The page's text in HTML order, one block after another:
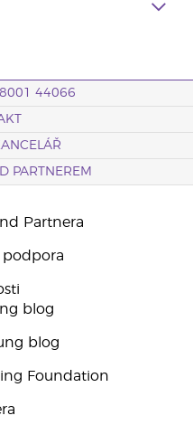
8001 44066
PARTNEREM
Partnera
podpora
blog
blog
Foundation